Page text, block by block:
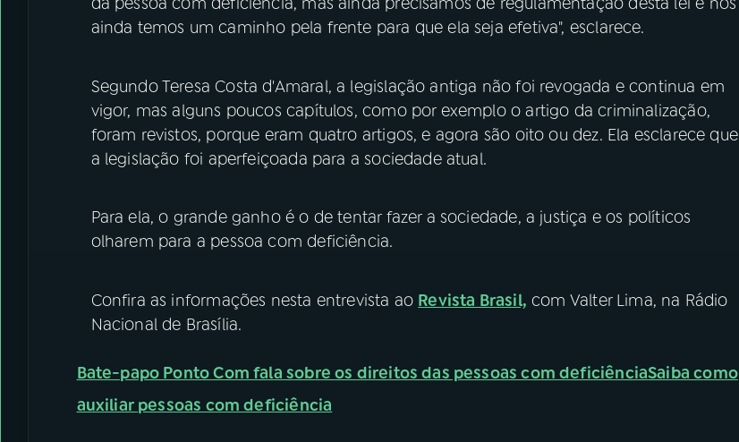
ainda temos um caminho pela frente para que ela seja efetiva", esclarece.
Segundo Teresa Costa d'Amaral, a legislação antiga não foi revogada e continua em
vigor, mas alguns poucos capítulos, como por exemplo o artigo da criminalização,
foram revistos, porque eram quatro artigos, e agora são oito ou dez. Ela esclarece que
a legislação foi aperfeiçoada para a sociedade atual.
Para ela, o grande ganho é o de tentar fazer a sociedade, a justiça e os políticos
olharem para a pessoa com deficiência.
Confira as informações nesta entrevista ao Revista Brasil, com Valter Lima, na Rádio
Nacional de Brasília.
Bate-papo Ponto Com fala sobre os direitos das pessoas com deficiênciaSaiba como
auxiliar pessoas com deficiência